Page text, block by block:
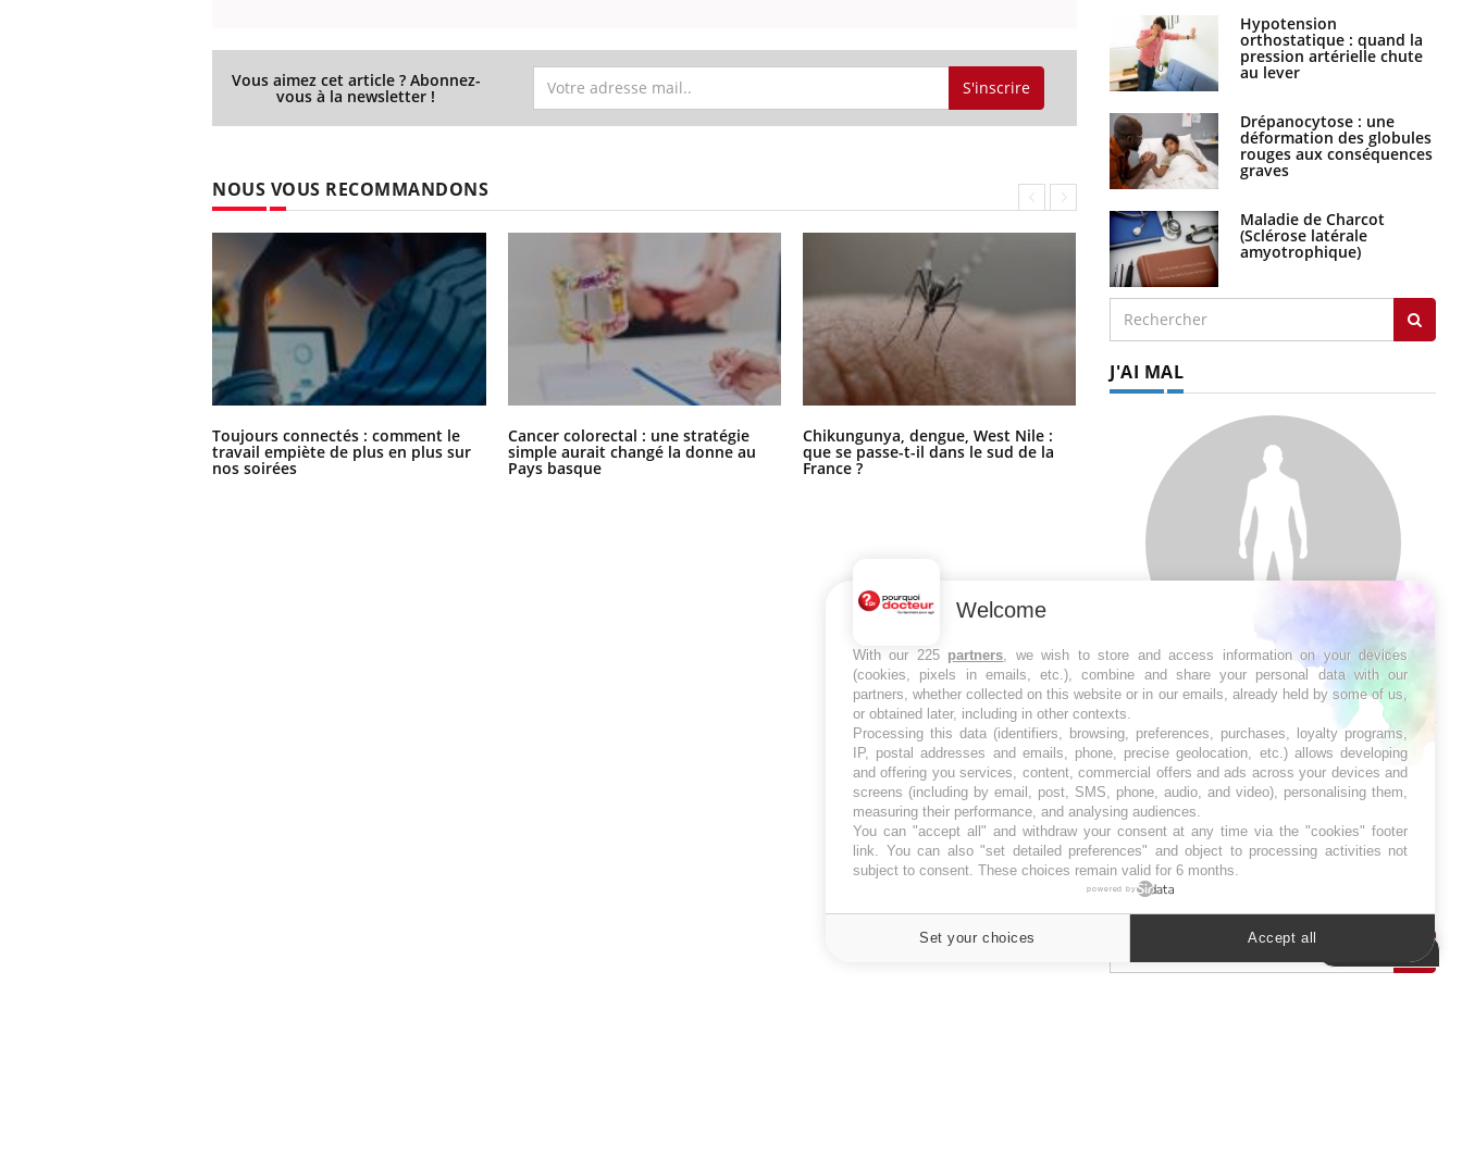
Vous aimez cet article ? Abonnez-
vous à la newsletter ! S'inscrire
NOUS VOUS RECOMMANDONS
Toujours connectés : comment le
travail empiète de plus en plus sur
nos soirées
Cancer colorectal : une stratégie
simple aurait changé la donne au
Pays basque
Chikungunya, dengue, West Nile :
que se passe-t-il dans le sud de la
France ?
Les médicaments GLP-1 protègent-
ils aussi les os ?
Hypotension
orthostatique : quand la
pression artérielle chute
au lever
Drépanocytose : une
déformation des globules
rouges aux conséquences
graves
Maladie de Charcot
(Sclérose latérale
amyotrophique)
J'AI MAL
SYMPTÔMES
Douleurs de l’avant-pied :
des métatarsalgies à 90 %
liées à problème d’appui
Mauvaise haleine : il faut
Welcome
With our 225 partners, we wish to store and access information on your devices
(cookies, pixels in emails, etc.), combine and share your personal data with our
partners, whether collected on this website or in our emails, already held by some of us,
or obtained later, including in other contexts.
Processing this data (identifiers, browsing, preferences, purchases, loyalty programs,
IP, postal addresses and emails, phone, precise geolocation, etc.) allows developing
and offering you services, content, commercial offers and ads across your devices and
screens (including by email, post, SMS, phone, audio, and video), personalising them,
measuring their performance, and analysing audiences.
You can "accept all" and withdraw your consent at any time via the "cookies" footer
link. You can also "set detailed preferences" and object to processing activities not
subject to consent. These choices remain valid for 6 months.
powered by
Set your choices Accept all